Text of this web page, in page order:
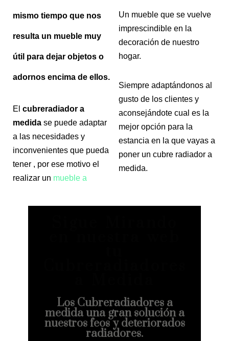
mismo tiempo que nos
resulta un mueble muy
útil para dejar objetos o
adornos encima de ellos.
El cubreradiador a
medida se puede adaptar
a las necesidades y
inconvenientes que pueda
tener , por ese motivo el
realizar un mueble a
Un mueble que se vuelve
imprescindible en la
decoración de nuestro
hogar.
Siempre adaptándonos al
gusto de los clientes y
aconsejándote cual es la
mejor opción para la
estancia en la que vayas a
poner un cubre radiador a
medida.
Los Cubreradiadores a
medida una gran solución a
nuestros feos y deteriorados
radiadores.